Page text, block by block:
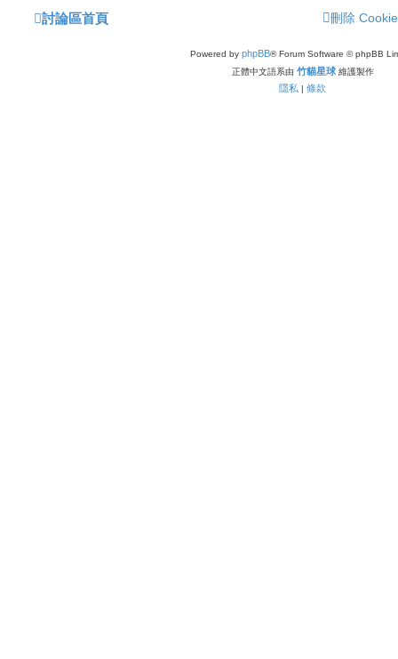
討論區首頁 刪除
Powered by phpBB® Forum Software © phpBB
正體中文語系由 竹貓星球維護製作
隱私 | 條款